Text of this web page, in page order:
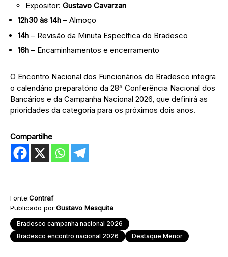
Expositor: Gustavo Cavarzan
12h30 às 14h – Almoço
14h – Revisão da Minuta Específica do Bradesco
16h – Encaminhamentos e encerramento
O Encontro Nacional dos Funcionários do Bradesco integra
o calendário preparatório da 28ª Conferência Nacional dos
Bancários e da Campanha Nacional 2026, que definirá as
prioridades da categoria para os próximos dois anos.
Compartilhe
Fonte:Contraf
Publicado por:Gustavo Mesquita
Bradesco campanha nacional 2026
Bradesco encontro nacional 2026
Destaque Menor